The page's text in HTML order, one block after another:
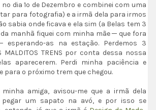
dia 1º de Dezembro e combinei com uma
para fotografia) e a irmã dela para irmos
sabia onde ficava e ela sim (a Belas tem 3
da manhã fiquei com minha mãe ─ que fora
esperando-as na estação. Perdemos 3
MALDITOS TRENS por conta dessa nossa
aparecerem. Perdi minha paciência e
para o próximo trem que chegou.
minha amiga, avisou-me que a irmã dela
um sapato na avó, e por isso se